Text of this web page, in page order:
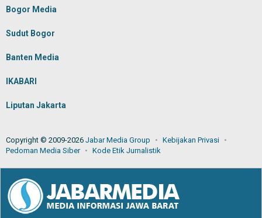
Bogor Media
Sudut Bogor
Banten Media
IKABARI
Liputan Jakarta
Copyright © 2009-2026 Jabar Media Group
Kebijakan Privasi
Pedoman Media Siber
Kode Etik Jurnalistik